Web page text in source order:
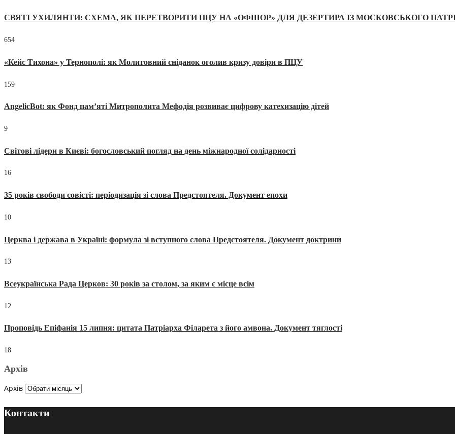
СВЯТІ УХИЛЯНТИ: СХЕМА, ЯК ПЕРЕТВОРИТИ ПЦУ НА «ОФШОР» ДЛЯ ДЕЗЕРТИРА ІЗ МОСКОВСЬКОГО
654
«Кейс Тихона» у Тернополі: як Молитовний сніданок оголив кризу довіри в ПЦУ
159
AngelicBot: як Фонд пам’яті Митрополита Мефодія розвиває цифрову катехизацію дітей
9
Світові лідери в Києві: богословський погляд на день міжнародної солідарності
16
35 років свободи совісті: періодизація зі слова Предстоятеля. Документ епохи
10
Церква і держава в Україні: формула зі вступного слова Предстоятеля. Документ доктрини
13
Всеукраїнська Рада Церков: 30 років за столом, за яким є місце всім
12
Проповідь Епіфанія 15 липня: цитата Патріарха Філарета з його амвона. Документ тяглості
18
Архів
Архів
Контакти